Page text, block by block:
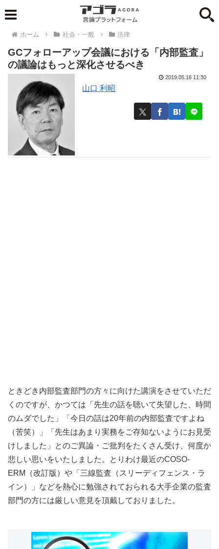
ホーム 社会・一般 法律
GCフォローアップ会議における「内部監査」
の議論はもっと深化させるべき
山口 利昭
2019.05.16 11:30
ときどき内部監査部門の方々に向けた講演をさせていただ
くのですが、かつては「先生の話を聴いて失望した、時間
のムダでした」「今日の話は20年前の内部監査ですよね
（苦笑）」「先生はあまり実務をご存知ないようにお見受
けしました」とのご異論・ご批判をたくさん受け、何度か
悲しい思いをいたしました。とりわけ最近のCOSO-
ERM（改訂版）や「三線監査（スリーディフェンス・ラ
イン）」などを熱心に勉強されておられる大手企業の監査
部門の方には厳しい意見を頂戴しておりました。